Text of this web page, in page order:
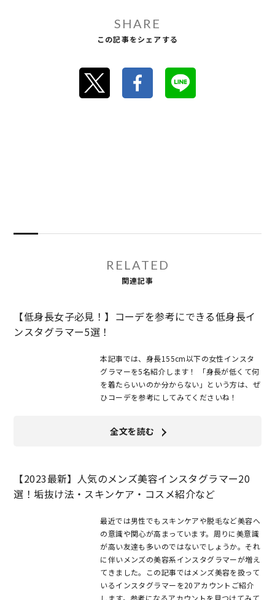
SHARE
この記事をシェアする
RELATED
関連記事
【低身長女子必見！】コーデを参考にできる低身長イ
ンスタグラマー5選！
本記事では、身長155cm以下の女性インスタ
グラマーを5名紹介します！ 「身長が低くて何
を着たらいいのか分からない」という方は、ぜ
ひコーデを参考にしてみてくださいね！
全文を読む
【2023最新】人気のメンズ美容インスタグラマー20
選！垢抜け法・スキンケア・コスメ紹介など
最近では男性でもスキンケアや脱毛など美容へ
の意識や関心が高まっています。周りに美意識
が高い友達も多いのではないでしょうか。それ
に伴いメンズの美容系インスタグラマーが増え
てきました。この記事ではメンズ美容を扱って
いるインスタグラマーを20アカウントご紹介